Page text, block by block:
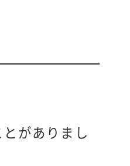
がありまし